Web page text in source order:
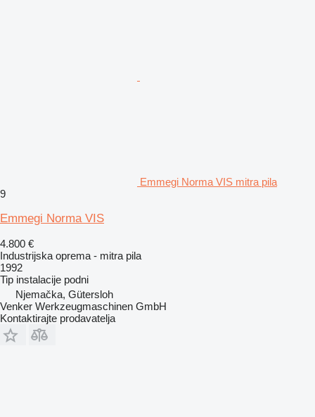
Emmegi Norma VIS mitra pila
9
Emmegi Norma VIS
4.800 €
Industrijska oprema - mitra pila
1992
Tip instalacije podni
Njemačka, Gütersloh
Venker Werkzeugmaschinen GmbH
Kontaktirajte prodavatelja